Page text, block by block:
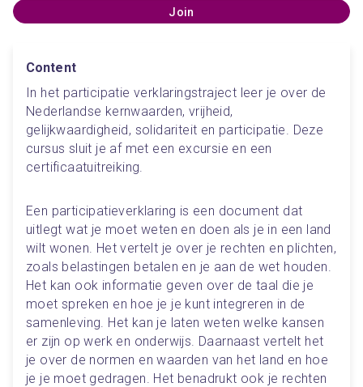
Join
Content
In het participatie verklaringstraject leer je over de
Nederlandse kernwaarden, vrijheid,
gelijkwaardigheid, solidariteit en participatie. Deze
cursus sluit je af met een excursie en een
certificaatuitreiking.
Een participatieverklaring is een document dat
uitlegt wat je moet weten en doen als je in een land
wilt wonen. Het vertelt je over je rechten en plichten,
zoals belastingen betalen en je aan de wet houden.
Het kan ook informatie geven over de taal die je
moet spreken en hoe je je kunt integreren in de
samenleving. Het kan je laten weten welke kansen
er zijn op werk en onderwijs. Daarnaast vertelt het
je over de normen en waarden van het land en hoe
je je moet gedragen. Het benadrukt ook je rechten